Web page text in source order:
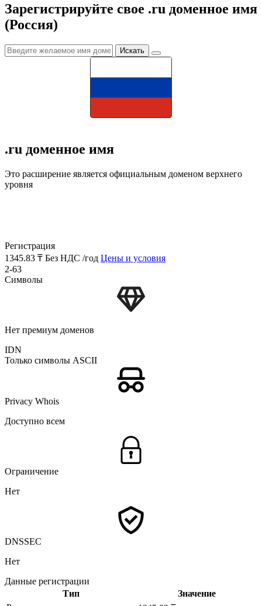
Зарегистрируйте свое .ru доменное имя
(Россия)
.ru доменное имя
Это расширение является официальным доменом верхнего
уровня
Регистрация
1345.83 ₸ Без НДС /год Цены и условия
2-63
Символы
Нет премиум доменов
IDN
Только символы ASCII
Privacy Whois
Доступно всем
Ограничение
Нет
DNSSEC
Нет
Данные регистрации
Тип
Значение